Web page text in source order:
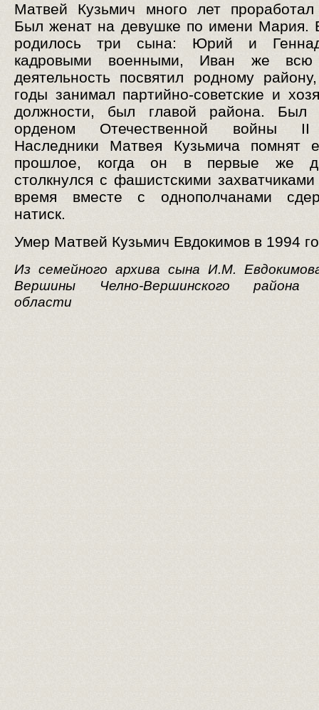
Матвей Кузьмич много лет проработал
Был женат на девушке по имени Мария.
родилось три сына: Юрий и
кадровыми военными, Иван же всю
деятельность посвятил родному
годы занимал партийно-советские и
должности, был главой района. Был
орденом Отечественной войны II
Наследники Матвея Кузьмича помнят
прошлое, когда он в первые же
столкнулся с фашистскими
время вместе с однополчанами
натиск.
Умер Матвей Кузьмич Евдокимов в 1994
Из семейного архива сына И.М.
Вершины Челно-Вершинского района
области